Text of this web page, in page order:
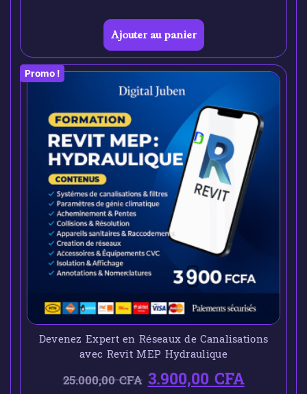
Ajouter au panier
Promo !
Devenez Expert en Réseaux de Canalisations
avec Revit MEP Hydraulique
25.000,00CFA 3.900,00CFA